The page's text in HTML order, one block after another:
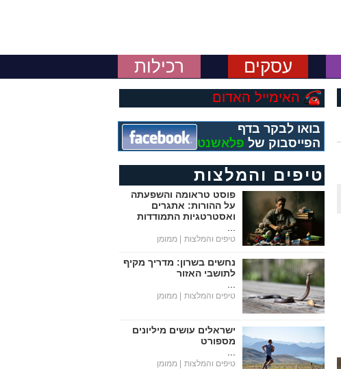
עסקים רכילות
האימייל האדום
בואו לבקר בדף
הפייסבוק של פלאשנט
טיפים והמלצות
פוסט טראומה והשפעתה
על ההורות: אתגרים
ואסטרטגיות התמודדות
טיפים והמלצות | ממומן
נחשים בשרון: מדריך מקיף
לתושבי האזור
טיפים והמלצות | ממומן
ישראלים עושים מיליונים
מספורט
טיפים והמלצות | ממומן